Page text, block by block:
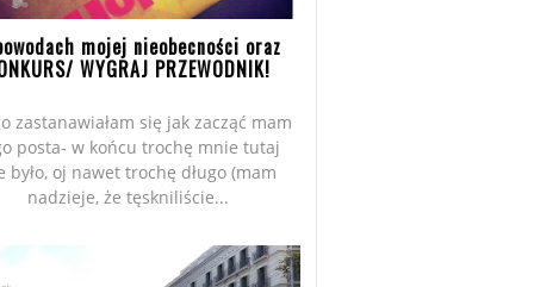
mojej nieobecności oraz
WYGRAJ PRZEWODNIK!
zastanawiałam się jak zacząć mam
posta- w końcu trochę mnie tutaj
było, oj nawet trochę długo (mam
nadzieje, że tęskniliście...